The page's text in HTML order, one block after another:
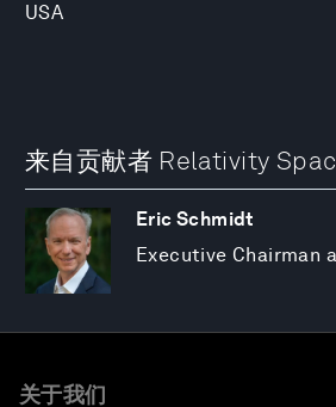
USA
来自贡献者 Relativity
Eric Schmidt
Executive Chairman
关于我们